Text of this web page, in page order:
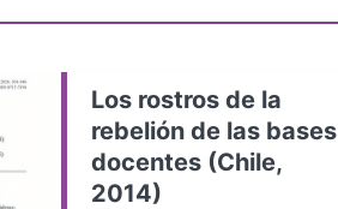
Los rostros de la
rebelión de las bases
docentes (Chile,
2014)